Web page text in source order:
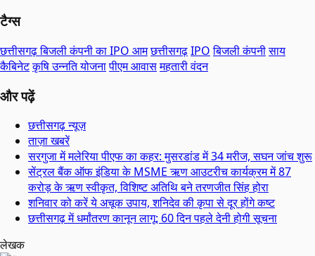
टैग्स
छत्तीसगढ़ बिजली कंपनी का IPO आमछत्तीसगढ़IPO बिजली कंपनीसाय
कैबिनेटकृषि उन्नति योजनापीएम आवासमहतारी वंदन
और पढ़ें
छत्तीसगढ़ न्यूज़
ताज़ा खबरें
सरगुजा में मलेरिया पीएफ का कहर: मुसरडांड में 34 मरीज, सघन जांच शुरू
सेंट्रल बैंक ऑफ इंडिया के MSME ऋण आउटरीच कार्यक्रम में 87
करोड़ के ऋण स्वीकृत, विशिष्ट अतिथि बने तरणजीत सिंह होरा
शनिवार को करें ये अचूक उपाय, शनिदेव की कृपा से दूर होंगे कष्ट
छत्तीसगढ़ में धर्मांतरण कानून लागू: 60 दिन पहले देनी होगी सूचना
लेखक